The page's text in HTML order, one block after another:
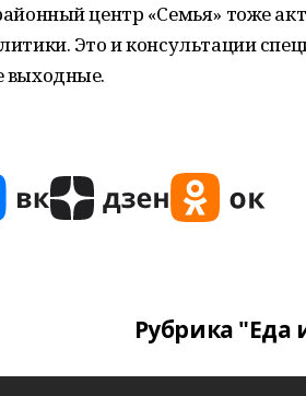
центр «Семья» тоже
Это и консультации
выходные.
Рубрика "Еда